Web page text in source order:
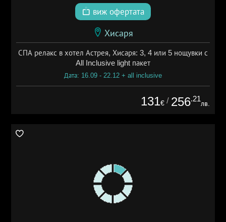
виж офертата
Хисаря
СПА релакс в хотел Астрея, Хисаря: 3, 4 или 5 нощувки с
All Inclusive light пакет
Дата: 16.09 - 22.12 + all inclusive
131€ / 256.21
лв.